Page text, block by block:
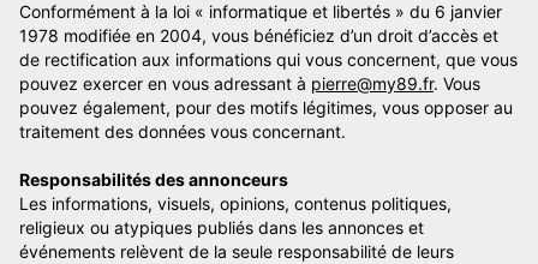
Conformément à la loi « informatique et libertés » du 6 janvier
1978 modifiée en 2004, vous bénéficiez d’un droit d’accès et
de rectification aux informations qui vous concernent, que vous
pouvez exercer en vous adressant à pierre@my89.fr. Vous
pouvez également, pour des motifs légitimes, vous opposer au
traitement des données vous concernant.
Responsabilités des annonceurs
Les informations, visuels, opinions, contenus politiques,
religieux ou atypiques publiés dans les annonces et
événements relèvent de la seule responsabilité de leurs